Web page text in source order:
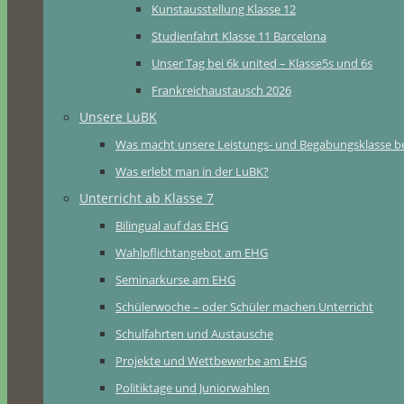
Kunstausstellung Klasse 12
Studienfahrt Klasse 11 Barcelona
Unser Tag bei 6k united – Klasse5s und 6s
Frankreichaustausch 2026
Unsere LuBK
Was macht unsere Leistungs- und Begabungsklasse
Was erlebt man in der LuBK?
Unterricht ab Klasse 7
Bilingual auf das EHG
Wahlpflichtangebot am EHG
Seminarkurse am EHG
Schülerwoche – oder Schüler machen Unterricht
Schulfahrten und Austausche
Projekte und Wettbewerbe am EHG
Politiktage und Juniorwahlen